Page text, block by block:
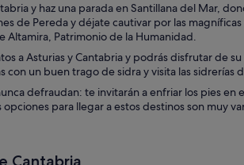
y haz una parada en Santillana del Mar,
de Pereda y déjate cautivar por las
Altamira, Patrimonio de la Humanidad.
a Asturias y Cantabria y podrás disfrutar de
con un buen trago de sidra y visita las sidrerías
defraudan: te invitarán a enfriar los pies
para llegar a estos destinos son muy
Cantabria